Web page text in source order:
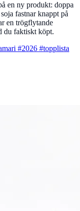
en ny produkt: doppa
fastnar knappt på
en trögflytande
du faktiskt köpt.
#2026 #topplista